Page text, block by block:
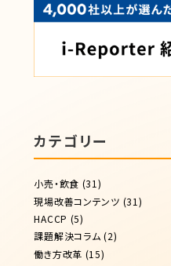
カテゴリー
小売・飲食 (31)
現場改善コンテンツ (31)
HACCP (5)
課題解決コラム (2)
働き方改革 (15)